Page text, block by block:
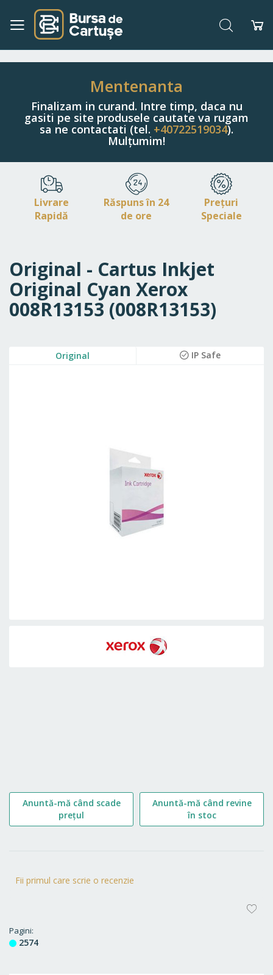
Navigați
Conținut
Căutare
Mentenanta
Finalizam in curand. Intre timp, daca nu
gasiti pe site produsele cautate va rugam
sa ne contactati (tel. +40722519034).
Mulțumim!
Livrare
Rapidă
Răspuns în 24
de ore
Prețuri
Speciale
Original - Cartus Inkjet
Original Cyan Xerox
008R13153 (008R13153)
Fii primul care scrie o recenzie
Pagini
2574
Anuntă-mă când scade
prețul
Anuntă-mă când revine
în stoc
Original IP Safe